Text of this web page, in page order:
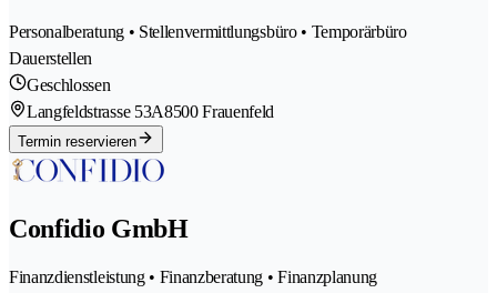
Personalberatung • Stellenvermittlungsbüro • Temporärbüro
Dauerstellen
Geschlossen
Langfeldstrasse 53A8500 Frauenfeld
Termin reservieren
Confidio GmbH
Finanzdienstleistung • Finanzberatung • Finanzplanung